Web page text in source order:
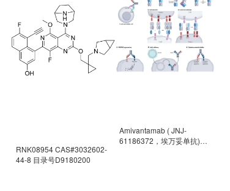
RNK08954 CAS#3032602-
44-8 目录号D9180200
Amivantamab ( JNJ-
61186372，埃万妥单抗)